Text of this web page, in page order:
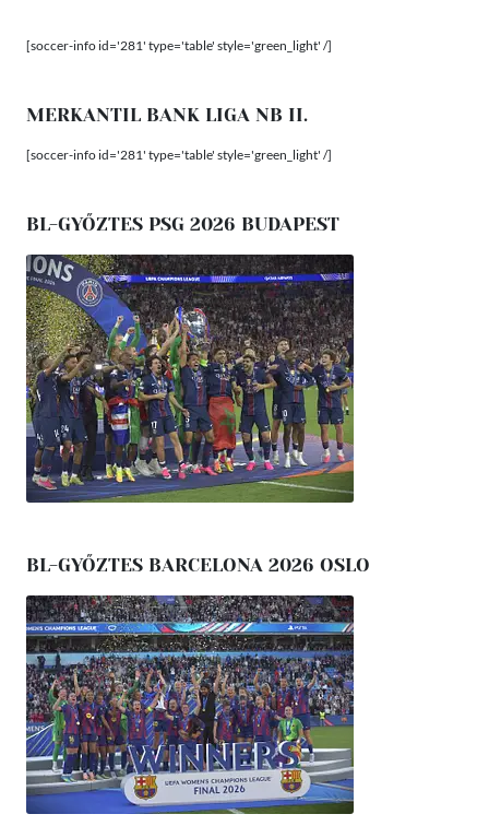
[soccer-info id='281' type='table' style='green_light' /]
MERKANTIL BANK LIGA NB II.
[soccer-info id='281' type='table' style='green_light' /]
BL-GYŐZTES PSG 2026 BUDAPEST
BL-GYŐZTES BARCELONA 2026 OSLO